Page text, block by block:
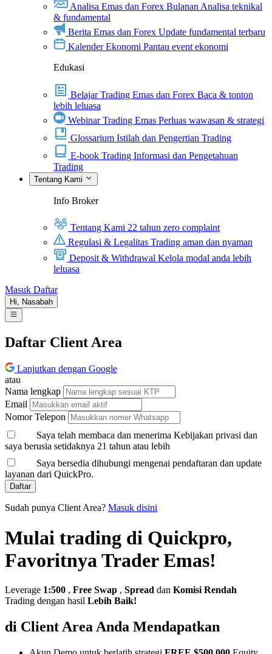
Analisa Emas dan Forex Bulanan Analisa teknikal
& fundamental
Berita Emas dan Forex Update fundamental terbaru
Kalender Ekonomi Pantau event ekonomi
Edukasi
Belajar Trading Emas dan Forex Baca & tonton
lebih leluasa
Webinar Trading Emas Perluas wawasan & strategi
Glossarium Istilah dan Pengertian Trading
E-book Trading Informasi dan Pengetahuan
Trading
Tentang Kami
Info Broker
Tentang Kami 22 tahun zero complaint
Regulasi & Legalitas Trading aman dan nyaman
Deposit & Withdrawal Kelola modal anda lebih
leluasa
Masuk Daftar
Hi, Nasabah
Daftar Client Area
Lanjutkan dengan Google
atau
Nama lengkap
Email
Nomor Telepon
Saya telah membaca dan menerima Kebijakan privasi dan
saya berusia setidaknya 21 tahun atau lebih
Saya bersedia dihubungi mengenai pendaftaran dan update
layanan dari QuickPro.
Daftar
Sudah punya Client Area? Masuk disini
Mulai trading di Quickpro,
Favoritnya Trader Emas!
Leverage 1:500 , Free Swap , Spread dan Komisi Rendah
Trading dengan hasil Lebih Baik!
di Client Area Anda Mendapatkan